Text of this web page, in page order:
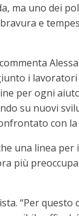
ma uno dei
e
i
per ogni
su nuovi
con
una linea
più
“Per